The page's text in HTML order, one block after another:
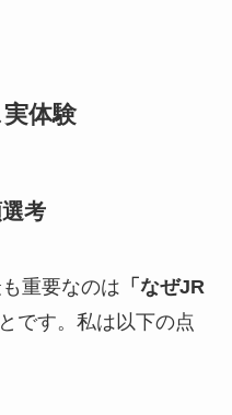
体験
考
重要なのは 「なぜJR
です。私は以下の点